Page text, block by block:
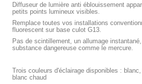
Diffuseur de lumière anti éblouissement
petits points lumineux visibles.
Remplace toutes vos installations
fluorescent sur base culot G13.
Pas de scintillement, un allumage
substance dangereuse comme le mercure.
Trois couleurs d'éclairage disponibles : blanc,
blanc chaud